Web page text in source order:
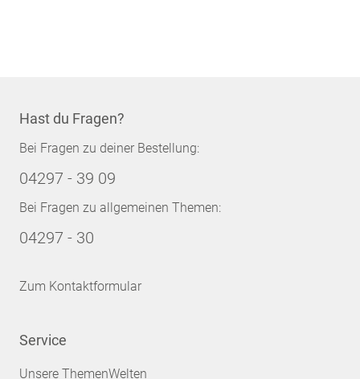
Hast du Fragen?
Bei Fragen zu deiner Bestellung:
04297 - 39 09
Bei Fragen zu allgemeinen Themen:
04297 - 30
Zum Kontaktformular
Service
Unsere ThemenWelten